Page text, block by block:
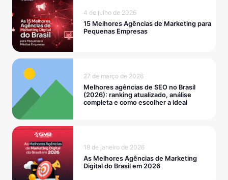
4 de julho de 2026
15 Melhores Agências de Marketing para
Pequenas Empresas
27 de março de 2026
Melhores agências de SEO no Brasil
(2026): ranking atualizado, análise
completa e como escolher a ideal
18 de janeiro de 2026
As Melhores Agências de Marketing
Digital do Brasil em 2026